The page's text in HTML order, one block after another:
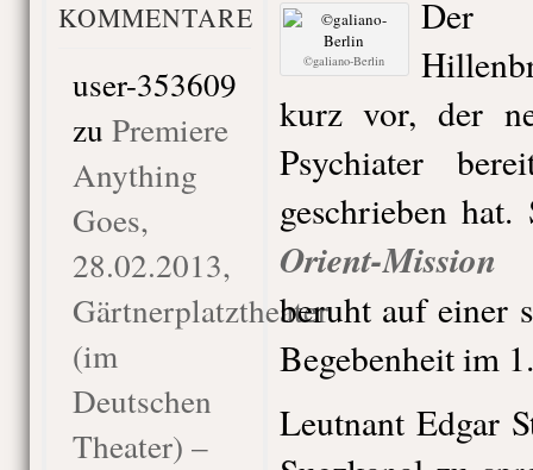
KOMMENTARE
user-353609
zu Premiere
Anything
Goes,
28.02.2013,
Gärtnerplatztheater
(im
Deutschen
Theater) –
©galiano-Berlin
Der
kurz vor, der
Psychiater
geschrieben
Orient-
beruht auf einer
Begebenheit im
Leutnant Edgar